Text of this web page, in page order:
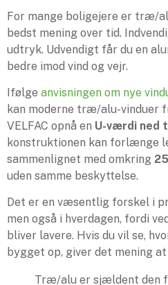
For mange boligejere er træ/
bedst mening over tid.
udtryk. Udvendigt får du en
bedre imod vind og vejr.
Ifølge anvisningen om nye
kan moderne træ/alu-vinduer
VELFAC opnå en U-værdi ned
konstruktionen kan forlænge
sammenlignet med omkring
uden samme beskyttelse.
Det er en væsentlig forskel i
men også i hverdagen, fordi
bliver lavere. Hvis du vil se,
bygget op, giver det mening
Træ/alu er sjældent den